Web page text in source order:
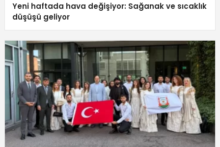
Yeni haftada hava değişiyor: Sağanak ve sıcaklık
düşüşü geliyor